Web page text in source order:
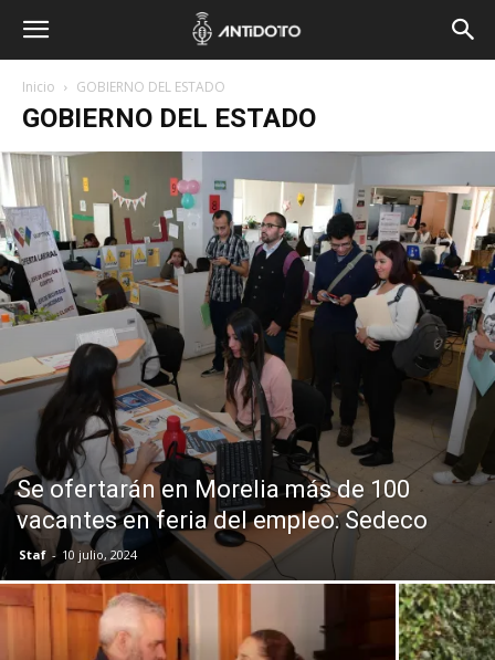
Inicio GOBIERNO DEL ESTADO
GOBIERNO DEL ESTADO
Se ofertarán en Morelia más de 100
vacantes en feria del empleo: Sedeco
Staf - 10 julio, 2024